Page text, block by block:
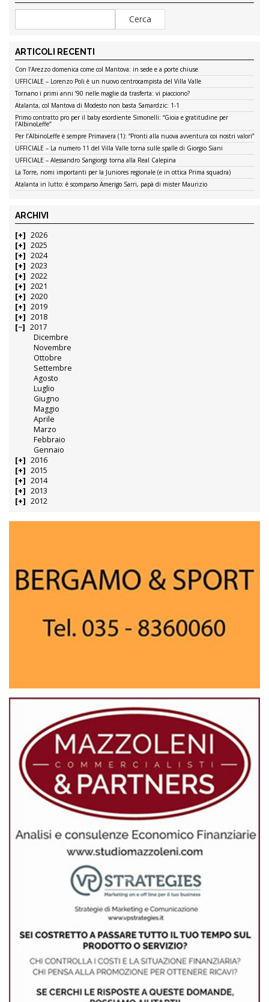
ARTICOLI RECENTI
Con l’Arezzo domenica come col Mantova: in sede e a porte chiuse
UFFICIALE – Lorenzo Poli è un nuovo centrocampista del Villa Valle
Tornano i primi anni ’90 nelle maglie da trasferta: vi piacciono?
Atalanta, col Mantova di Modesto non basta Samardzic: 1-1
Primo contratto pro per il baby esordiente Simonelli: “Gioia e gratitudine per
l’AlbinoLeffe”
Per l’AlbinoLeffe è sempre Primavera (1): “Pronti alla nuova avventura coi nostri valori”
UFFICIALE – La numero 11 del Villa Valle torna sulle spalle di Giorgio Siani
UFFICIALE – Alessandro Sangiorgi torna alla Real Calepina
La Torre, nomi importanti per la Juniores regionale (e in ottica Prima squadra)
Atalanta in lutto: è scomparso Amerigo Sarri, papà di mister Maurizio
ARCHIVI
2026
2025
2024
2023
2022
2021
2020
2019
2018
2017
Dicembre
Novembre
Ottobre
Settembre
Agosto
Luglio
Giugno
Maggio
Aprile
Marzo
Febbraio
Gennaio
2016
2015
2014
2013
2012